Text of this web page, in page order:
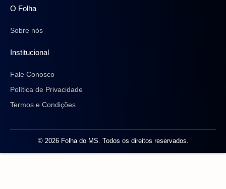
O Folha
Sobre nós
Institucional
Fale Conosco
Política de Privacidade
Termos e Condições
© 2026 Folha do MS. Todos os direitos reservados.